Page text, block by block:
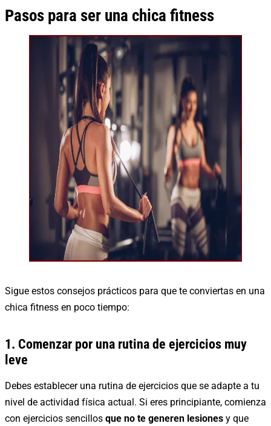
Pasos para ser una chica fitness
Sigue estos consejos prácticos para que te conviertas en una
chica fitness en poco tiempo:
1. Comenzar por una rutina de ejercicios muy
leve
Debes establecer una rutina de ejercicios que se adapte a tu
nivel de actividad física actual. Si eres principiante, comienza
con ejercicios sencillos que no te generen lesiones y que